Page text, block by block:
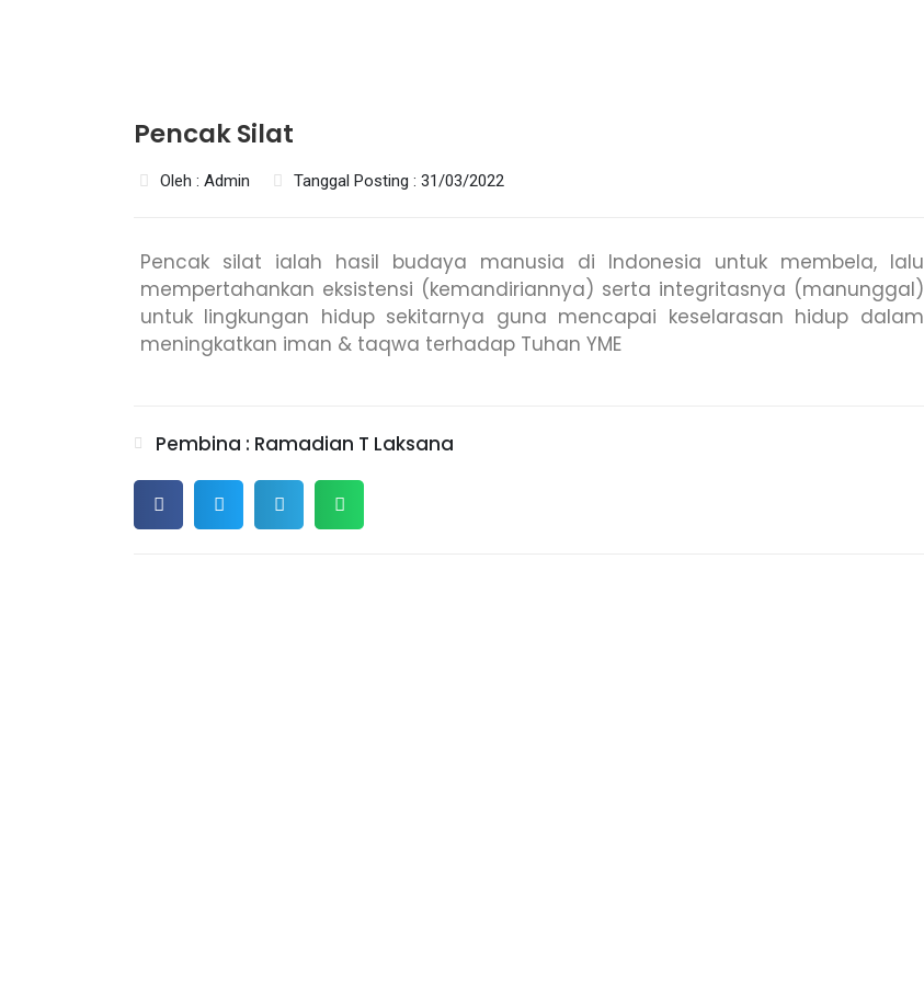
Pencak Silat
Oleh : Admin Tanggal Posting : 31/03/2022
Pencak silat ialah hasil budaya manusia di Indonesia untuk membela, lalu
mempertahankan eksistensi (kemandiriannya) serta integritasnya (manunggal)
untuk lingkungan hidup sekitarnya guna mencapai keselarasan hidup dalam
meningkatkan iman & taqwa terhadap Tuhan YME
Pembina : Ramadian T Laksana